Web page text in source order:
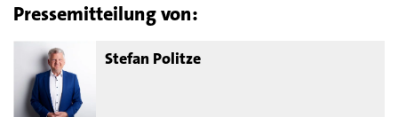
Pressemitteilung von:
Stefan Politze